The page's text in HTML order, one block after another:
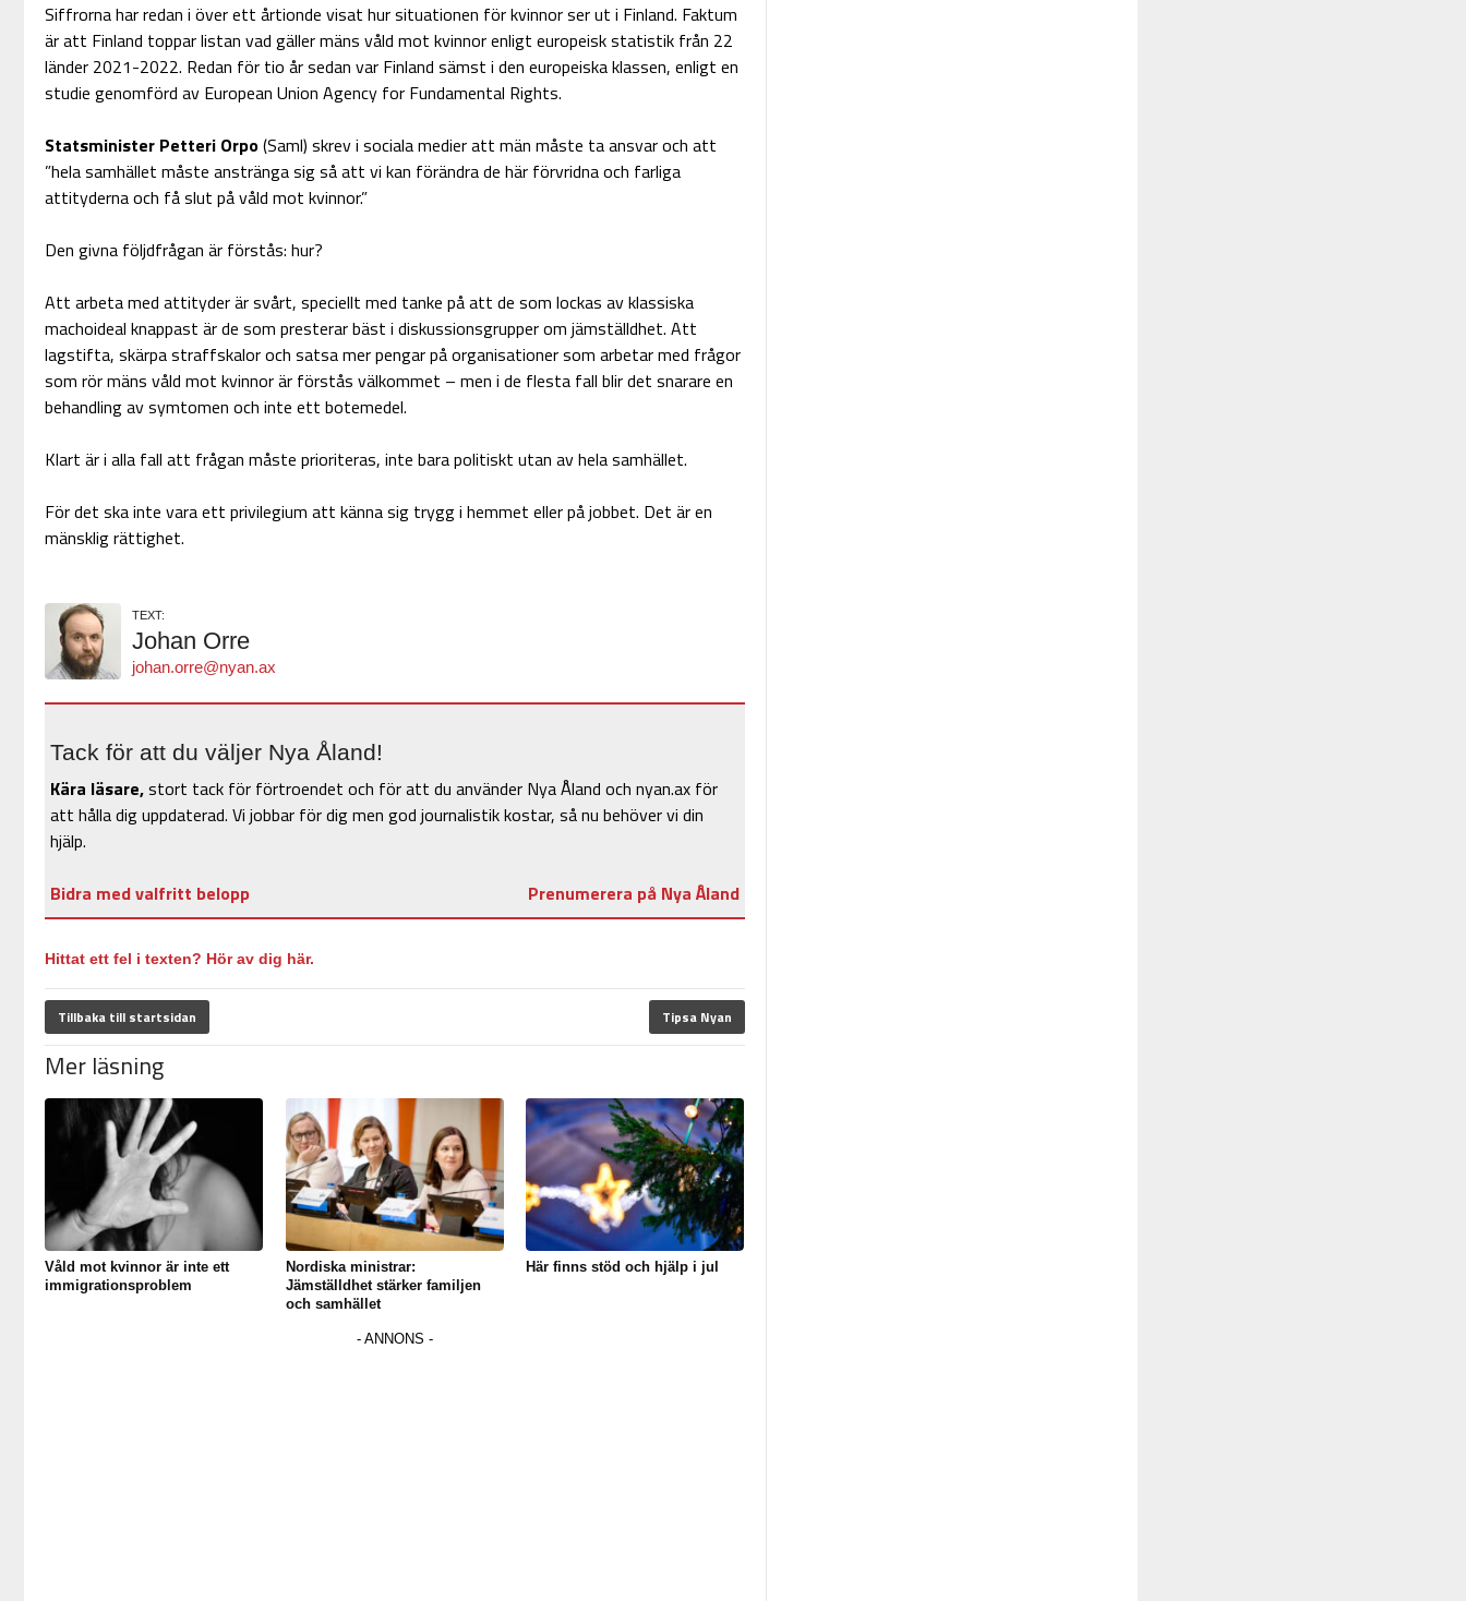
Siffrorna har redan i över ett årtionde visat hur situationen för kvinnor ser ut i Finland. Faktum
är att Finland toppar listan vad gäller mäns våld mot kvinnor enligt europeisk statistik från 22
länder 2021-2022. Redan för tio år sedan var Finland sämst i den europeiska klassen, enligt en
studie genomförd av European Union Agency for Fundamental Rights.
Statsminister Petteri Orpo(Saml) skrev i sociala medier att män måste ta ansvar och att
”hela samhället måste anstränga sig så att vi kan förändra de här förvridna och farliga
attityderna och få slut på våld mot kvinnor.”
Den givna följdfrågan är förstås: hur?
Att arbeta med attityder är svårt, speciellt med tanke på att de som lockas av klassiska
machoideal knappast är de som presterar bäst i diskussionsgrupper om jämställdhet. Att
lagstifta, skärpa straffskalor och satsa mer pengar på organisationer som arbetar med frågor
som rör mäns våld mot kvinnor är förstås välkommet – men i de flesta fall blir det snarare en
behandling av symtomen och inte ett botemedel.
Klart är i alla fall att frågan måste prioriteras, inte bara politiskt utan av hela samhället.
För det ska inte vara ett privilegium att känna sig trygg i hemmet eller på jobbet. Det är en
mänsklig rättighet.
TEXT:
Johan Orre
johan.orre@nyan.ax
Tack för att du väljer Nya Åland!
Kära läsare,stort tack för förtroendet och för att du använder Nya Åland och nyan.ax för
att hålla dig uppdaterad. Vi jobbar för dig men god journalistik kostar, så nu behöver vi din
hjälp.
Bidra med valfritt belopp
Prenumerera på Nya Åland
Hittat ett fel i texten? Hör av dig här.
Tillbaka till startsidan Tipsa Nyan
Mer läsning
Våld mot kvinnor är inte ett
immigrationsproblem
Nordiska ministrar:
Jämställdhet stärker familjen
och samhället
Här finns stöd och hjälp i jul